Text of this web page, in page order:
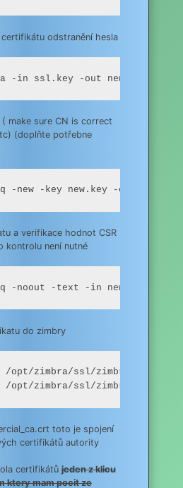
certifikátu odstranění hesla
-in ssl.key -out new.key
make sure CN is correct
(doplňte potřebne
-new -key new.key -out new.csr
a verifikace hodnot CSR
kontrolu není nutné
-noout -text -in new.csr
do zimbry
/opt/zimbra/ssl/zimbra/
zimbra/ssl/zimbra/
toto je spojení
certifikátů autority
certifikátů jeden z klicu
ktery mam pocit ze